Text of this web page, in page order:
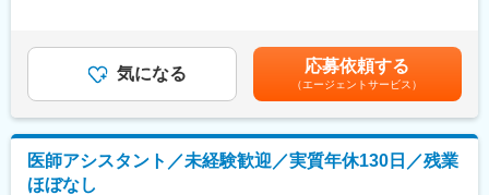
（1）病院内の物流管理（SPD）
・医療材料や医薬品の調達代行
・医療材料や医薬品の在庫管理
└材料の仕分けや納品作業はパートさんが担当しております。そ
のため、パートさんの業務サポートやシフト調整も行います。
くまでも目安の金額であり、選考を通じて上下する可能性があり
ます。月給(月額)は固定手当を含めた表記です。
気になる 応募依頼する
（エージェントサービス）
医師アシスタント／未経験歓迎／実質年休130日／残業
ほぼなし